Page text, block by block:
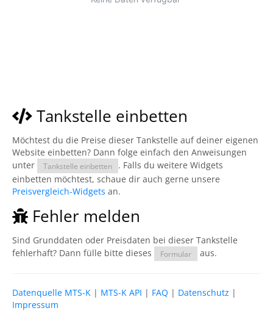
Tankstelle einbetten
Möchtest du die Preise dieser Tankstelle auf deiner eigenen
Website einbetten? Dann folge einfach den Anweisungen
unter
Tankstelle einbetten
. Falls du weitere Widgets
einbetten möchtest, schaue dir auch gerne unsere
Preisvergleich-Widgets an.
Fehler melden
Sind Grunddaten oder Preisdaten bei dieser Tankstelle
fehlerhaft? Dann fülle bitte dieses
Formular aus.
Datenquelle MTS-K | MTS-K API | FAQ | Datenschutz |
Impressum